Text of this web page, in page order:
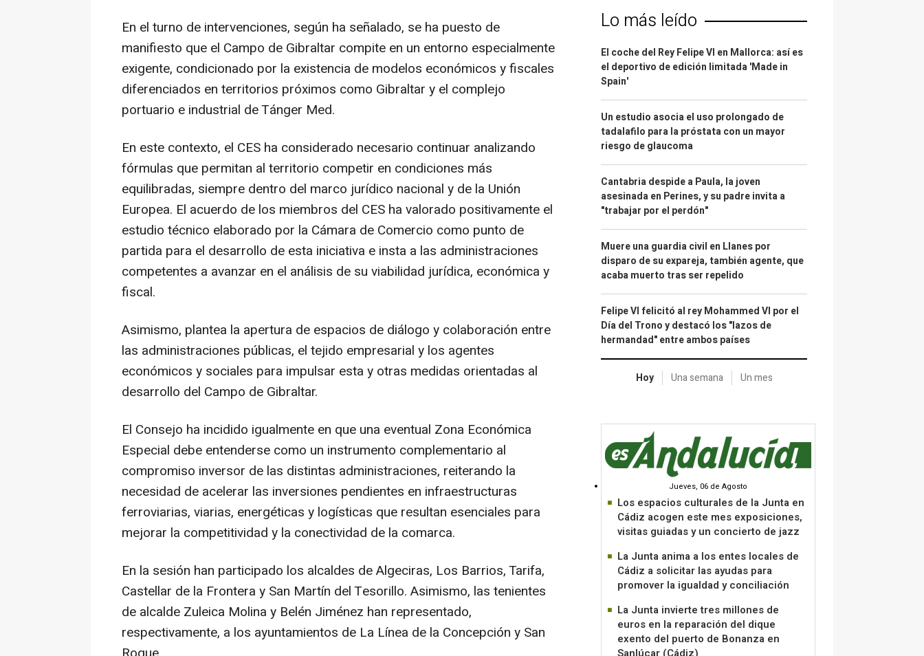
En el turno de intervenciones, según ha señalado, se ha puesto de
manifiesto que el Campo de Gibraltar compite en un entorno especialmente
exigente, condicionado por la existencia de modelos económicos y fiscales
diferenciados en territorios próximos como Gibraltar y el complejo
portuario e industrial de Tánger Med.
En este contexto, el CES ha considerado necesario continuar analizando
fórmulas que permitan al territorio competir en condiciones más
equilibradas, siempre dentro del marco jurídico nacional y de la Unión
Europea. El acuerdo de los miembros del CES ha valorado positivamente el
estudio técnico elaborado por la Cámara de Comercio como punto de
partida para el desarrollo de esta iniciativa e insta a las administraciones
competentes a avanzar en el análisis de su viabilidad jurídica, económica y
fiscal.
Asimismo, plantea la apertura de espacios de diálogo y colaboración entre
las administraciones públicas, el tejido empresarial y los agentes
económicos y sociales para impulsar esta y otras medidas orientadas al
desarrollo del Campo de Gibraltar.
El Consejo ha incidido igualmente en que una eventual Zona Económica
Especial debe entenderse como un instrumento complementario al
compromiso inversor de las distintas administraciones, reiterando la
necesidad de acelerar las inversiones pendientes en infraestructuras
ferroviarias, viarias, energéticas y logísticas que resultan esenciales para
mejorar la competitividad y la conectividad de la comarca.
En la sesión han participado los alcaldes de Algeciras, Los Barrios, Tarifa,
Castellar de la Frontera y San Martín del Tesorillo. Asimismo, las tenientes
de alcalde Zuleica Molina y Belén Jiménez han representado,
respectivamente, a los ayuntamientos de La Línea de la Concepción y San
Lo más leído
El coche del Rey Felipe VI en Mallorca: así es
el deportivo de edición limitada 'Made in
Spain'
Un estudio asocia el uso prolongado de
tadalafilo para la próstata con un mayor
riesgo de glaucoma
Cantabria despide a Paula, la joven
asesinada en Perines, y su padre invita a
"trabajar por el perdón"
Muere una guardia civil en Llanes por
disparo de su expareja, también agente, que
acaba muerto tras ser repelido
Felipe VI felicitó al rey Mohammed VI por el
Día del Trono y destacó los "lazos de
hermandad" entre ambos países
Hoy Una semana Un mes
Jueves, 06 de Agosto
Los espacios culturales de la Junta en
Cádiz acogen este mes exposiciones,
visitas guiadas y un concierto de jazz
La Junta anima a los entes locales de
Cádiz a solicitar las ayudas para
promover la igualdad y conciliación
La Junta invierte tres millones de
euros en la reparación del dique
exento del puerto de Bonanza en
Sanlúcar (Cádiz)